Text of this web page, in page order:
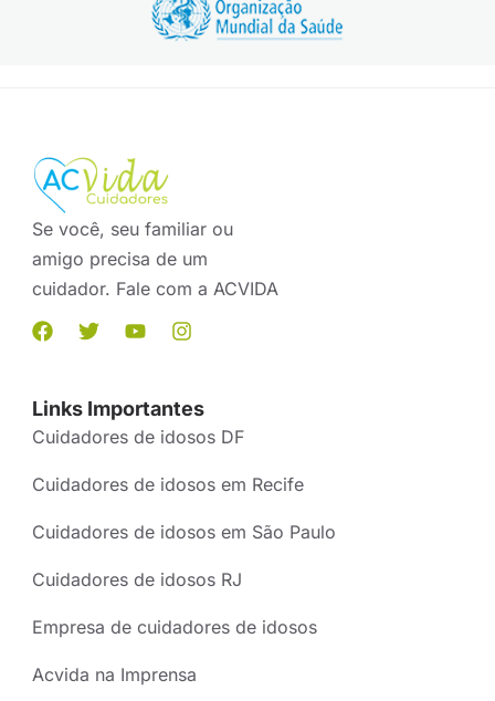
Se você, seu familiar ou
amigo precisa de um
cuidador. Fale com a ACVIDA
Links Importantes
Cuidadores de idosos DF
Cuidadores de idosos em Recife
Cuidadores de idosos em São Paulo
Cuidadores de idosos RJ
Empresa de cuidadores de idosos
Acvida na Imprensa